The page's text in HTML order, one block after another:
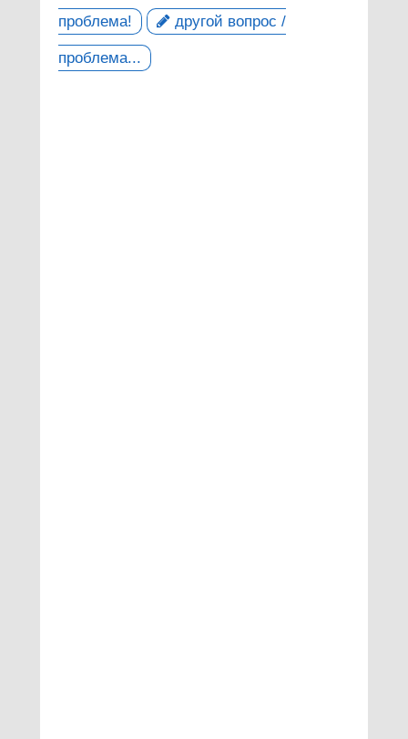
проблема! другой вопрос /
проблема...